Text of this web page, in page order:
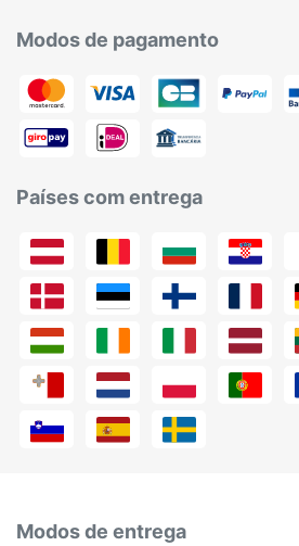
Modos de pagamento
Países com entrega
Modos de entrega